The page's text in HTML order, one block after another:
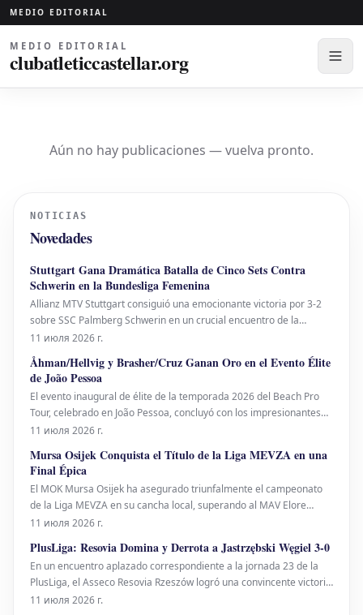
MEDIO EDITORIAL
MEDIO EDITORIAL
clubatleticcastellar.org
Aún no hay publicaciones — vuelva pronto.
NOTICIAS
Novedades
Stuttgart Gana Dramática Batalla de Cinco Sets Contra
Schwerin en la Bundesliga Femenina
Allianz MTV Stuttgart consiguió una emocionante victoria por 3-2
sobre SSC Palmberg Schwerin en un crucial encuentro de la
Bundesliga Femenina de Voleibol, poniendo fin a la temporada
dominando el primer set por 25-19 gracias a
11 июля 2026 г.
Åhman/Hellvig y Brasher/Cruz Ganan Oro en el Evento Élite
de João Pessoa
El evento inaugural de élite de la temporada 2026 del Beach Pro
Tour, celebrado en João Pessoa, concluyó con los impresionantes
triunfos de la dupla sueca David Åhman y Jonatan Hellvig, así como
se alzaron con las medallas de oro
11 июля 2026 г.
Mursa Osijek Conquista el Título de la Liga MEVZA en una
Final Épica
El MOK Mursa Osijek ha asegurado triunfalmente el campeonato
de la Liga MEVZA en su cancha local, superando al MAV Elore
Foxconn en una intensa final de dos horas y media que se extendió
ventaja de 2-0, pero los contendient
11 июля 2026 г.
PlusLiga: Resovia Domina y Derrota a Jastrzębski Węgiel 3-0
En un encuentro aplazado correspondiente a la jornada 23 de la
PlusLiga, el Asseco Resovia Rzeszów logró una convincente victoria
por 3-0 sobre el JSW Jastrzębski Węgiel. El equipo local mostró una
11 июля 2026 г.